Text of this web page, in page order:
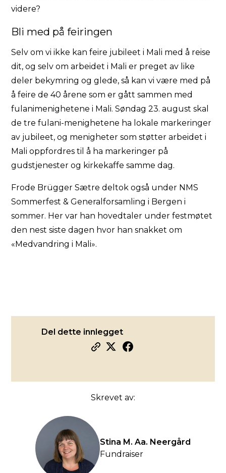
videre?
Bli med på feiringen
Selv om vi ikke kan feire jubileet i Mali med å reise
dit, og selv om arbeidet i Mali er preget av like
deler bekymring og glede, så kan vi være med på
å feire de 40 årene som er gått sammen med
fulanimenighetene i Mali. Søndag 23. august skal
de tre fulani-menighetene ha lokale markeringer
av jubileet, og menigheter som støtter arbeidet i
Mali oppfordres til å ha markeringer på
gudstjenester og kirkekaffe samme dag.
Frode Brügger Sætre deltok også under NMS
Sommerfest & Generalforsamling i Bergen i
sommer. Her var han hovedtaler under festmøtet
den nest siste dagen hvor han snakket om
«Medvandring i Mali».
Del dette innlegget
Skrevet av:
Stina M. Aa. Neergård
Fundraiser